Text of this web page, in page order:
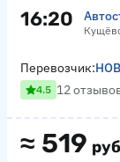
16:20
≈ 519
Перевозчик:
4.5 12